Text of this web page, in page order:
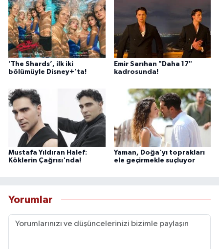
‘The Shards’, ilk iki
bölümüyle Disney+’ta!
Emir Sarıhan "Daha 17"
kadrosunda!
Mustafa Yıldıran Halef:
Köklerin Çağrısı'nda!
Yaman, Doğa'yı toprakları
ele geçirmekle suçluyor
Yorumlar